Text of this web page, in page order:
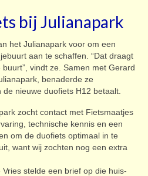
bij Julianapark
het Julianapark voor om een
aan te schaffen. “Dat draagt
vindt ze. Samen met Gerard
benaderde ze
de nieuwe duofiets H12 betaalt.
zocht contact met Fietsmaatjes
technische kennis en een
om de duofiets optimaal in te
want wij zochten nog een extra
stelde een brief op die huis-